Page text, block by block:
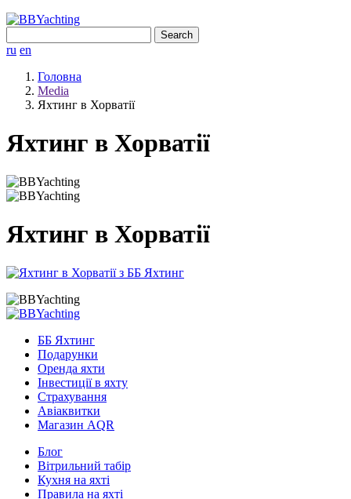
for:
ru en
Головна
Media
Яхтинг в Хорватії
Яхтинг в Хорватії
Яхтинг в Хорватії
ББ Яхтинг
Подарунки
Оренда яхти
Інвестиції в яхту
Страхування
Авіаквитки
Магазин AQR
Блог
Вітрильний табір
Кухня на яхті
Правила на яхті